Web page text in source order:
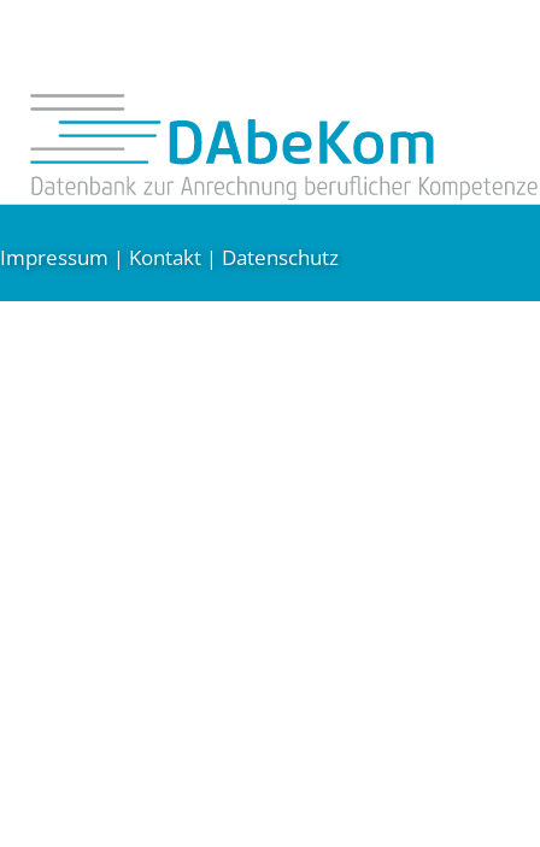
Impressum | Kontakt | Datenschutz